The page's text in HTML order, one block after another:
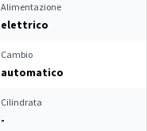
Alimentazione
elettrico
Cambio
automatico
Cilindrata
-